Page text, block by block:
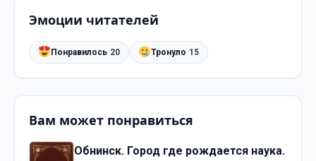
Эмоции читателей
Понравилось 20 Тронуло 15
Вам может понравиться
Обнинск. Город где рождается наука.